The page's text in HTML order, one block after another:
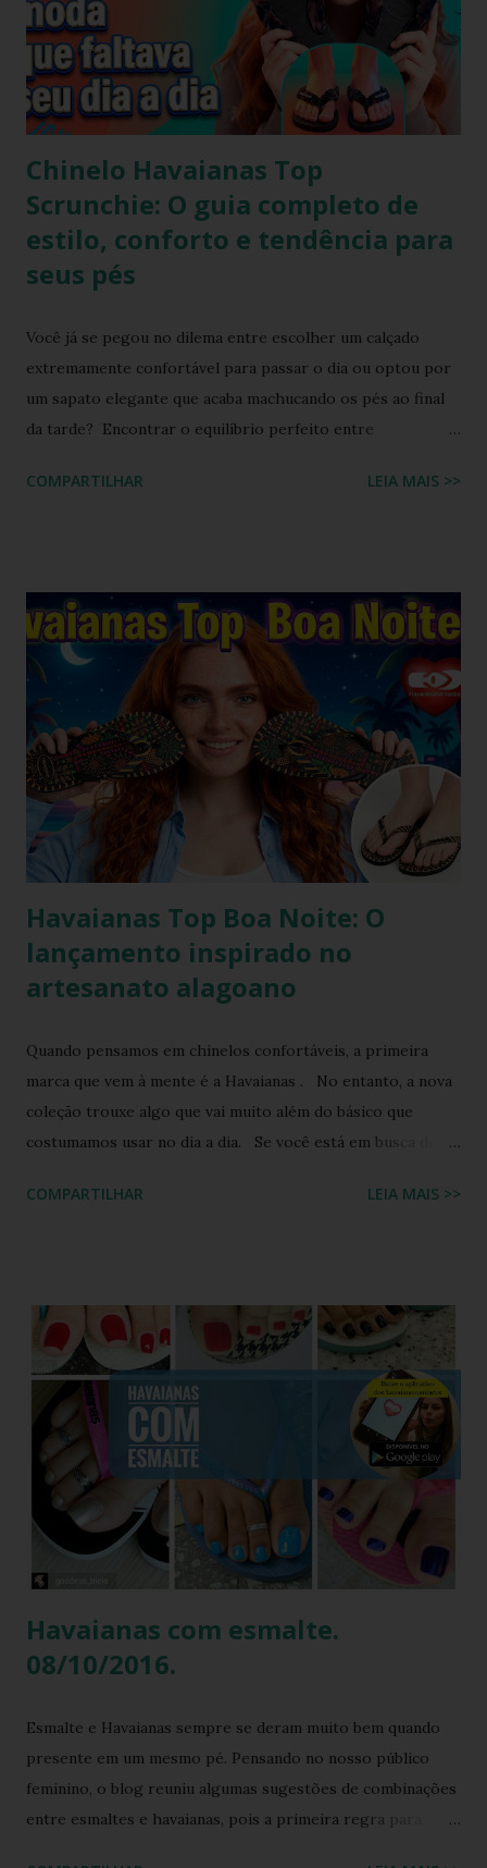
Chinelo Havaianas Top
Scrunchie: O guia completo de
estilo, conforto e tendência para
seus pés
Você já se pegou no dilema entre escolher um calçado
extremamente confortável para passar o dia ou optou por
um sapato elegante que acaba machucando os pés ao final
da tarde? Encontrar o equilíbrio perfeito entre
costumava ser um desafio na moda feminina e urbana.
2000, o famoso scrunchie aquele elástico de cabelo
revestido de tecido franzido conquistou passarelas, vitrines
e o guarda-roupa das principais influenciadoras de moda.
Percebendo esse movimento de resgate retrô com toque
contemporâneo, a Havaianas trouxe uma inovação que une
o melhor dos dois mundos. O Chinelo Havaianas Top
Scrunchie surge exatamente como essa resposta
fashionista: a fusão impecável da lendária sola de borracha
Havaianas com tiras revestidas de tecido drapeado com
toqu...
COMPARTILHAR LEIA MAIS >>
Havaianas Top Boa Noite: O
lançamento inspirado no
artesanato alagoano
Quando pensamos em chinelos confortáveis, a primeira
marca que vem à mente é a Havaianas . No entanto, a nova
coleção trouxe algo que vai muito além do básico que
costumamos usar no dia a dia. Se você está em busca de
riqueza cultural do Nordeste brasileiro, o Chinelo
verdadeira declaração de estilo e arte. Você já imaginou
carregar na sola dos seus pés uma tradição que é
transmitida de geração em geração pelas artesãs do sertão
alagoano? O grande segredo deste lançamento está na
habilidade de traduzir a identidade cultural brasileira em um
acessório de moda contemporâneo, sem perder a essência
da versatilidade que consagrou o formato clássico. É a
união perfeita entre a tradição nordestina e a modernidade
urbana que o seu guarda-ro...
COMPARTILHAR LEIA MAIS >>
Havaianas com esmalte.
08/10/2016.
Esmalte e Havaianas sempre se deram muito bem quando
presente em um mesmo pé. Pensando no nosso público
feminino, o blog reuniu algumas sugestões de combinações
entre esmaltes e havaianas, pois a primeira regra para